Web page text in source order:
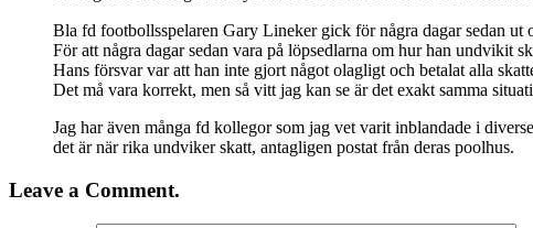
Bla fd footbollsspelaren Gary Lineker gick för några dagar sedan
För att några dagar sedan vara på löpsedlarna om hur han undvikit
Hans försvar var att han inte gjort något olagligt och betalat alla
Det må vara korrekt, men så vitt jag kan se är det exakt samma
Jag har även många fd kollegor som jag vet varit inblandade i
det är när rika undviker skatt, antagligen postat från deras poolhus.
Leave a Comment.